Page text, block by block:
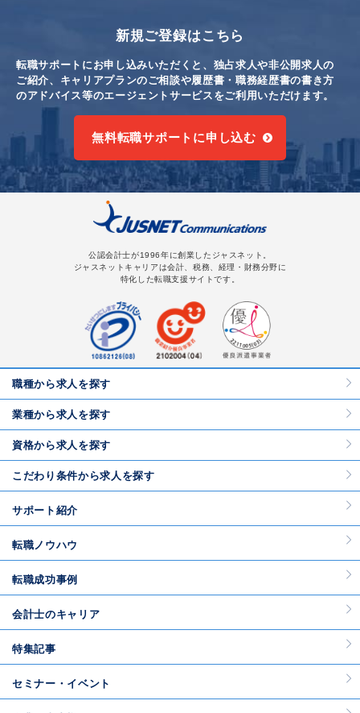
新規ご登録はこちら
転職サポートにお申し込みいただくと、独占求人や非公開求人の
ご紹介、キャリアプランのご相談や履歴書・職務経歴書の書き方
のアドバイス等のエージェントサービスをご利用いただけます。
無料転職サポートに申し込む
公認会計士が1996年に創業したジャスネット。
ジャスネットキャリアは会計、税務、経理・財務分野に
特化した転職支援サイトです。
職種から求人を探す
業種から求人を探す
資格から求人を探す
こだわり条件から求人を探す
サポート紹介
転職ノウハウ
転職成功事例
会計士のキャリア
特集記事
セミナー・イベント